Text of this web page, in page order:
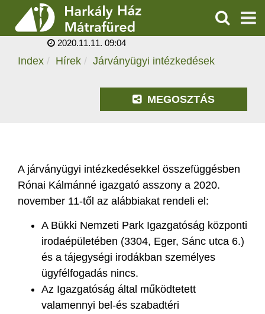
ÁRAK, NYITVATARTÁS
KERESÉS
JÁRVÁNYÜGYI
INTÉZKEDÉSEK
2020.11.11. 09:04
Index Hírek Járványügyi intézkedések
MEGOSZTÁS
A járványügyi intézkedésekkel összefüggésben
Rónai Kálmánné igazgató asszony a 2020.
november 11-től az alábbiakat rendeli el:
A Bükki Nemzeti Park Igazgatóság központi
irodaépületében (3304, Eger, Sánc utca 6.)
és a tájegységi irodákban személyes
ügyfélfogadás nincs.
Az Igazgatóság által működtetett
valamennyi bel-és szabadtéri